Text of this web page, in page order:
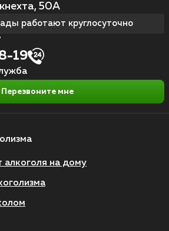
алкоголя на дому
50А
работают круглосуточно
19
Перезвоните мне